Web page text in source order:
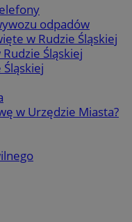
odpadów
w Rudzie Śląskiej
Rudzie Śląskiej
Śląskiej
w Urzędzie Miasta?